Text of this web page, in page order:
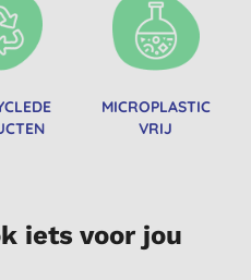
MICROPLASTIC
VRIJ
iets voor jou